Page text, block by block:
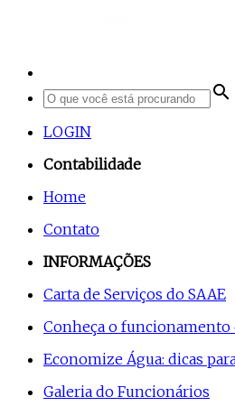
search
LOGIN
Contabilidade
Home
Contato
INFORMAÇÕES
Carta de Serviços do SAAE
Conheça o
Economize Água: dicas
Galeria do Funcionários